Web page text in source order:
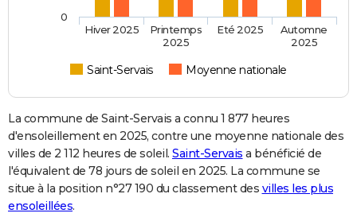
Saint-Servais Moyenne nationale
Hiver 2025
Printemps
2025
Eté 2025
Automne
2025
0
La commune de Saint-Servais a connu 1 877 heures
d'ensoleillement en 2025, contre une moyenne nationale des
villes de 2 112 heures de soleil. Saint-Servais a bénéficié de
l'équivalent de 78 jours de soleil en 2025. La commune se
situe à la position n°27 190 du classement des villes les plus
ensoleillées.